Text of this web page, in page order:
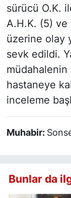
sürücü O.K.
A.H.K. (5) ve
üzerine olay
sevk edildi.
müdahalenin
hastaneye
inceleme
Muhabir:
Bunlar da